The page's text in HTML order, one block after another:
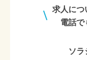
求人につ
電話で
ソ